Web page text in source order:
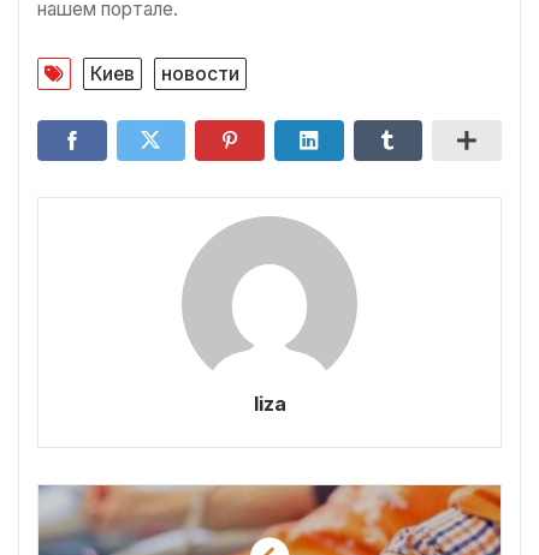
нашем портале.
Киев новости
liza